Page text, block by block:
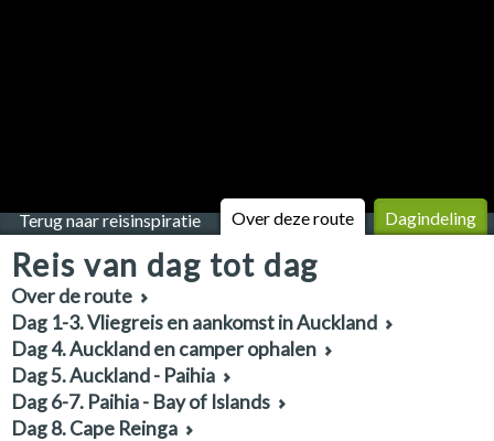
Terug naar reisinspiratie Over deze route Dagindeling
Reis van dag tot dag
Over de route
Dag 1-3. Vliegreis en aankomst in Auckland
Dag 4. Auckland en camper ophalen
Dag 5. Auckland - Paihia
Dag 6-7. Paihia - Bay of Islands
Dag 8. Cape Reinga